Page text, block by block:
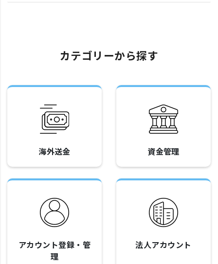
カテゴリーから探す
海外送金 資金管理
アカウント登録・管
理
法人アカウント